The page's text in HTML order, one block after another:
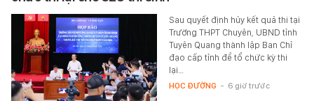
Sau quyết định hủy kết quả thi tại
Trường THPT Chuyên, UBND tỉnh
Tuyên Quang thành lập Ban Chỉ
đạo cấp tỉnh để tổ chức kỳ thi
lại…
HỌC ĐƯỜNG - 6 giờ trước